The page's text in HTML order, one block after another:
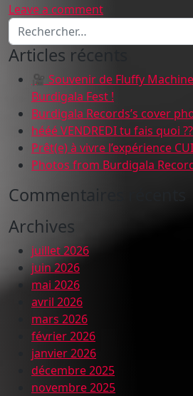
Leave a commenton Hardcore
Recherche pour :
Articles récents
🎥 Souvenir de Fluffy
Burdigala Fest !
Burdigala Records’s cover
hééé VENDREDI tu fais quoi ??
Prêt(e) à vivre l’expérience
Photos from Burdigala
Commentaires récents
Archives
juillet 2026
juin 2026
mai 2026
avril 2026
mars 2026
février 2026
janvier 2026
décembre 2025
novembre 2025